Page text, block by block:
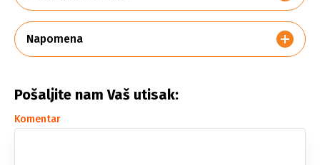
Napomena
Pošaljite nam Vaš utisak:
Komentar